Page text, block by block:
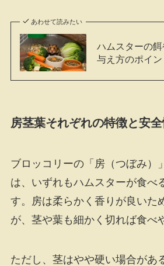
あわせて読みたい
ハムスターの
与え方のポイ
房茎葉それぞれの特徴と安
ブロッコリーの「房（つぼみ）
は、いずれもハムスターが食べ
す。房は柔らかく香りが良いた
が、茎や葉も細かく切れば食べ
ただし、茎はやや硬い場合があ